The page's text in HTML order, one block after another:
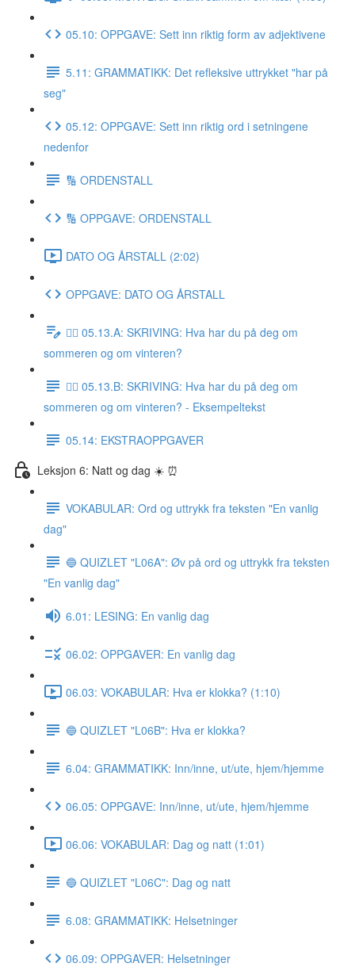
05.10: OPPGAVE: Sett inn riktig form av adjektivene
5.11: GRAMMATIKK: Det refleksive uttrykket "har på
seg"
05.12: OPPGAVE: Sett inn riktig ord i setningene
nedenfor
🔢 ORDENSTALL
🔢 OPPGAVE: ORDENSTALL
DATO OG ÅRSTALL (2:02)
OPPGAVE: DATO OG ÅRSTALL
✍🏼 05.13.A: SKRIVING: Hva har du på deg om
sommeren og om vinteren?
✍🏼 05.13.B: SKRIVING: Hva har du på deg om
sommeren og om vinteren? - Eksempeltekst
05.14: EKSTRAOPPGAVER
Leksjon 6: Natt og dag ☀️ ⏰
VOKABULAR: Ord og uttrykk fra teksten "En vanlig
dag"
🔵 QUIZLET "L06A": Øv på ord og uttrykk fra teksten
"En vanlig dag"
6.01: LESING: En vanlig dag
06.02: OPPGAVER: En vanlig dag
06.03: VOKABULAR: Hva er klokka? (1:10)
🔵 QUIZLET "L06B": Hva er klokka?
6.04: GRAMMATIKK: Inn/inne, ut/ute, hjem/hjemme
06.05: OPPGAVE: Inn/inne, ut/ute, hjem/hjemme
06.06: VOKABULAR: Dag og natt (1:01)
🔵 QUIZLET "L06C": Dag og natt
6.08: GRAMMATIKK: Helsetninger
06.09: OPPGAVER: Helsetninger